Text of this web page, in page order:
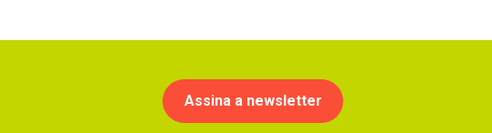
Assina a newsletter